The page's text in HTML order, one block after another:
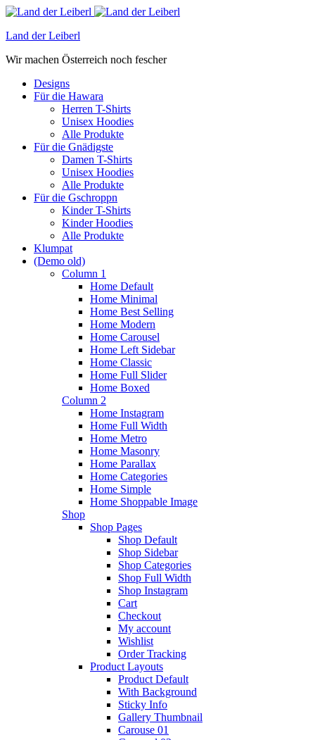
Land der Leiberl
Wir machen Österreich noch fescher
Designs
Für die Hawara
Herren T-Shirts
Unisex Hoodies
Alle Produkte
Für die Gnädigste
Damen T-Shirts
Unisex Hoodies
Alle Produkte
Für die Gschroppn
Kinder T-Shirts
Kinder Hoodies
Alle Produkte
Klumpat
(Demo old)
Column 1
Home Default
Home Minimal
Home Best Selling
Home Modern
Home Carousel
Home Left Sidebar
Home Classic
Home Full Slider
Home Boxed
Column 2
Home Instagram
Home Full Width
Home Metro
Home Masonry
Home Parallax
Home Categories
Home Simple
Home Shoppable Image
Shop
Shop Pages
Shop Default
Shop Sidebar
Shop Categories
Shop Full Width
Shop Instagram
Cart
Checkout
My account
Wishlist
Order Tracking
Product Layouts
Product Default
With Background
Sticky Info
Gallery Thumbnail
Carouse 01